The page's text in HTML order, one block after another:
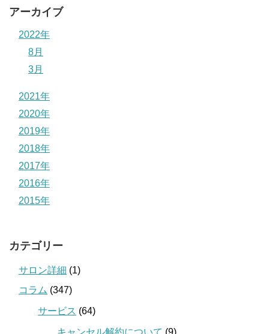
アーカイブ
2022年
8月
3月
2021年
2020年
2019年
2018年
2017年
2016年
2015年
カテゴリー
サロン詳細 (1)
コラム (347)
サービス (64)